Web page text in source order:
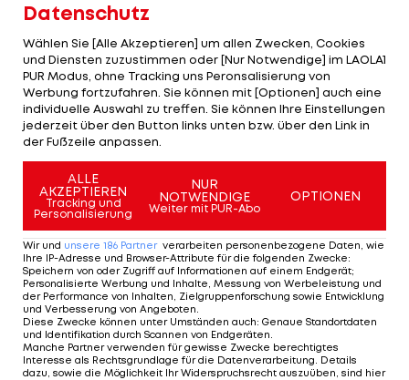
Karrieresprung! ÖVV-
Teamspieler wechselt
in Topliga
Sport-Mix
Die
Tormänner
Geschichte
Fußball
TEILEN
KOMMENTARE
Datenschutz
Wählen Sie [Alle Akzeptieren] um allen Zwecken, Cookies
und Diensten zuzustimmen oder [Nur Notwendige] im LAOLA1
PUR Modus, ohne Tracking uns Peronsalisierung von
Werbung fortzufahren. Sie können mit [Optionen] auch eine
individuelle Auswahl zu treffen. Sie können Ihre Einstellungen
jederzeit über den Button links unten bzw. über den Link in
der Fußzeile anpassen.
ALLE
AKZEPTIEREN
Tracking und
Personalisierung
NUR
NOTWENDIGE
Weiter mit PUR-Abo
OPTIONEN
Wir und unsere 186 Partner verarbeiten personenbezogene Daten, wie
Ihre IP-Adresse und Browser-Attribute für die folgenden Zwecke:
Speichern von oder Zugriff auf Informationen auf einem Endgerät;
Personalisierte Werbung und Inhalte, Messung von Werbeleistung und
der Performance von Inhalten, Zielgruppenforschung sowie Entwicklung
und Verbesserung von Angeboten.
Diese Zwecke können unter Umständen auch: Genaue Standortdaten
und Identifikation durch Scannen von Endgeräten.
Manche Partner verwenden für gewisse Zwecke berechtigtes
Interesse als Rechtsgrundlage für die Datenverarbeitung. Details
dazu, sowie die Möglichkeit Ihr Widerspruchsrecht auszuüben, sind hier